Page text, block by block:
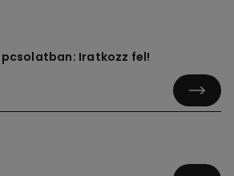
Iratkozz fel!